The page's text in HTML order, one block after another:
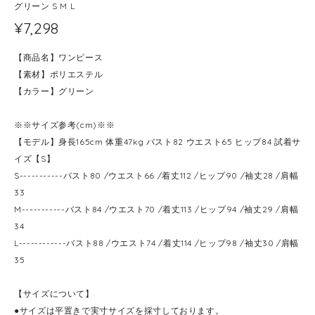
グリーン S M L
¥7,298
【商品名】ワンピース
【素材】ポリエステル
【カラー】グリーン
※※サイズ参考(cm)※※
【モデル】身長165cm 体重47kg バスト82 ウエスト65 ヒップ84 試着サ
イズ【S】
S-----------バスト80 /ウエスト66 /着丈112 /ヒップ90 /袖丈28 /肩幅
33
M-----------バスト84 /ウエスト70 /着丈113 /ヒップ94 /袖丈29 /肩幅
34
L------------バスト88 /ウエスト74 /着丈114 /ヒップ98 /袖丈30 /肩幅
35
【サイズについて】
●サイズは平置きで実寸サイズを採寸しております。